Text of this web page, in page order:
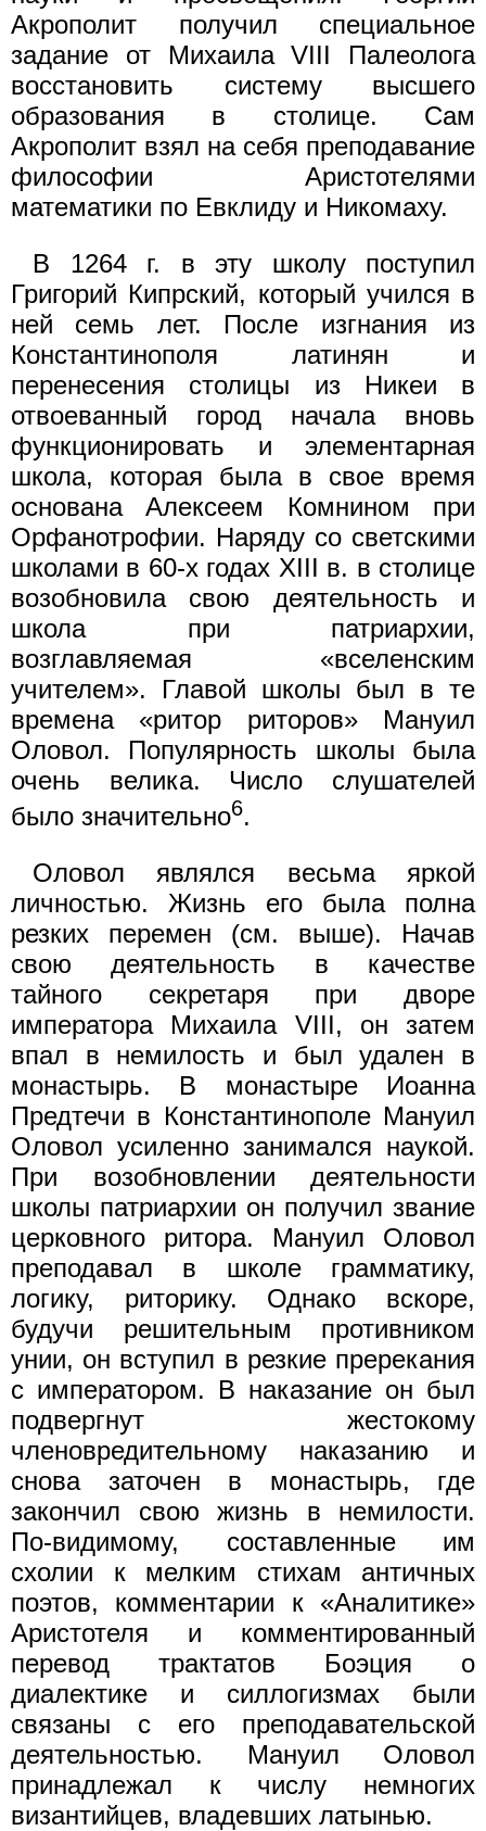
Акрополит получил специальное
задание от Михаила VIII Палеолога
восстановить систему высшего
образования в столице. Сам
Акрополит взял на себя преподавание
философии Аристотелями
математики по Евклиду и Никомаху.
В 1264 г. в эту школу поступил
Григорий Кипрский, который учился в
ней семь лет. После изгнания из
Константинополя латинян и
перенесения столицы из Никеи в
отвоеванный город начала вновь
функционировать и элементарная
школа, которая была в свое время
основана Алексеем Комнином при
Орфанотрофии. Наряду со светскими
школами в 60-х годах XIII в. в столице
возобновила свою деятельность и
школа при патриархии,
возглавляемая «вселенским
учителем». Главой школы был в те
времена «ритор риторов» Мануил
Оловол. Популярность школы была
очень велика. Число слушателей
было значительно6.
Оловол являлся весьма яркой
личностью. Жизнь его была полна
резких перемен (см. выше). Начав
свою деятельность в качестве
тайного секретаря при дворе
императора Михаила VIII, он затем
впал в немилость и был удален в
монастырь. В монастыре Иоанна
Предтечи в Константинополе Мануил
Оловол усиленно занимался наукой.
При возобновлении деятельности
школы патриархии он получил звание
церковного ритора. Мануил Оловол
преподавал в школе грамматику,
логику, риторику. Однако вскоре,
будучи решительным противником
унии, он вступил в резкие пререкания
с императором. В наказание он был
подвергнут жестокому
членовредительному наказанию и
снова заточен в монастырь, где
закончил свою жизнь в немилости.
По-видимому, составленные им
схолии к мелким стихам античных
поэтов, комментарии к «Аналитике»
Аристотеля и комментированный
перевод трактатов Боэция о
диалектике и силлогизмах были
связаны с его преподавательской
деятельностью. Мануил Оловол
принадлежал к числу немногих
византийцев, владевших латынью.